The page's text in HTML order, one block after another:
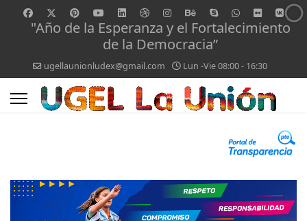
"Año de la Esperanza y el Fortalecimiento
de la Democracia”
ugellaunionludex@gmail.com Lun -Vie 08:00 - 16:30